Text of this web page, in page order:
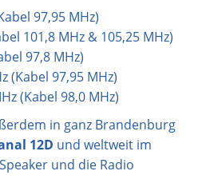
97,95 MHz)
101,8 MHz & 105,25 MHz)
97,8 MHz)
(Kabel 97,95 MHz)
(Kabel 98,0 MHz)
in ganz Brandenburg
12D und weltweit im
und die Radio